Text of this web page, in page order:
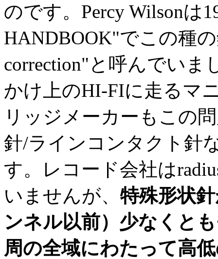
のです。Percy Wilsonは
HANDBOOK"でこの種
correction"と呼んでいま
かけ上のHI-FIに走るマ
リッジメーカーもこの
針/ラインコンタクト針
す。レコード会社は
いませんが、 特殊形状
ンネル以前）少なくと
周の全域にわたって高